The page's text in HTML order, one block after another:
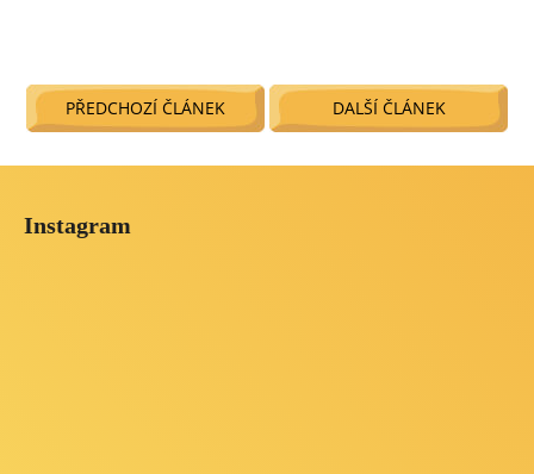
PŘEDCHOZÍ ČLÁNEK DALŠÍ ČLÁNEK
Instagram